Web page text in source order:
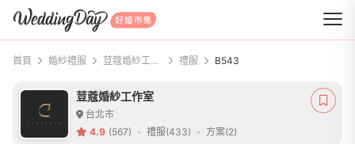
WeddingDay 好婚市集
首頁 婚紗禮服 荳蔻婚紗工作室 禮服 B543
荳蔻婚紗工作室
台北市
4.9 (567) 禮服(433) 方案(2)